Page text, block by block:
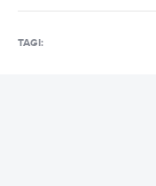
TAGI: